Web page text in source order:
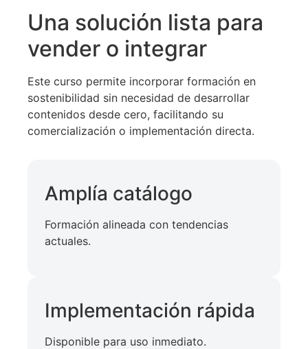
Una solución lista para
vender o integrar
Este curso permite incorporar formación en
sostenibilidad sin necesidad de desarrollar
contenidos desde cero, facilitando su
comercialización o implementación directa.
Amplía catálogo
Formación alineada con tendencias
actuales.
Implementación rápida
Disponible para uso inmediato.